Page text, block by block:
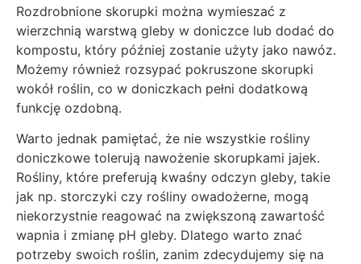
Rozdrobnione skorupki można wymieszać z
wierzchnią warstwą gleby w doniczce lub dodać do
kompostu, który później zostanie użyty jako nawóz.
Możemy również rozsypać pokruszone skorupki
wokół roślin, co w doniczkach pełni dodatkową
funkcję ozdobną.
Warto jednak pamiętać, że nie wszystkie rośliny
doniczkowe tolerują nawożenie skorupkami jajek.
Rośliny, które preferują kwaśny odczyn gleby, takie
jak np. storczyki czy rośliny owadożerne, mogą
niekorzystnie reagować na zwiększoną zawartość
wapnia i zmianę pH gleby. Dlatego warto znać
potrzeby swoich roślin, zanim zdecydujemy się na